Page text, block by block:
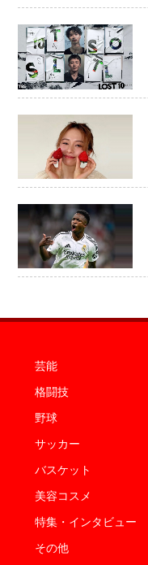
芸能
格闘技
野球
サッカー
バスケット
美容コスメ
特集・インタビュー
その他